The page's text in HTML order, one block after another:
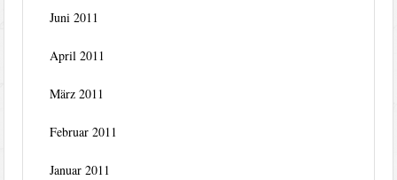
Juni 2011
April 2011
März 2011
Februar 2011
Januar 2011